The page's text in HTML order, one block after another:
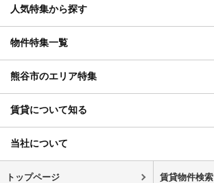
人気特集から探す
物件特集一覧
熊谷市のエリア特集
賃貸について知る
当社について
トップページ 賃貸物件検索